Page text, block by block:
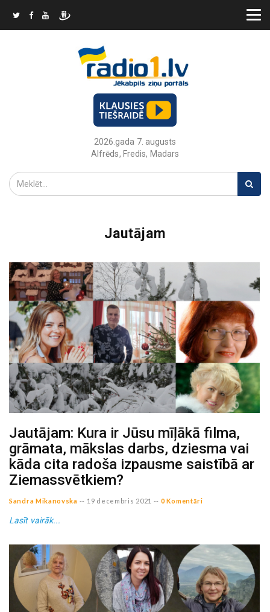
2026.gada 7. augusts
Alfrēds, Fredis, Madars
Jautājam
Jautājam: Kura ir Jūsu mīļākā filma,
grāmata, mākslas darbs, dziesma vai
kāda cita radoša izpausme saistībā ar
Ziemassvētkiem?
Sandra Mikanovska -- 19 decembris 2021 -- 0 Komentāri
Lasīt vairāk...